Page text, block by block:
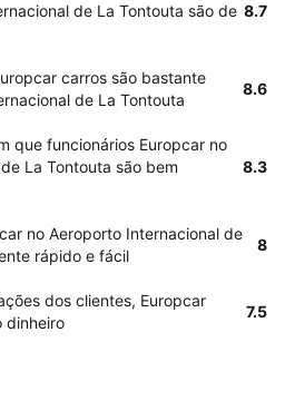
de La Tontouta são de 8.7
carros são bastante
de La Tontouta
8.6
que funcionários Europcar no
La Tontouta são bem
8.3
no Aeroporto Internacional de
rápido e fácil
8
dos clientes, Europcar
dinheiro
7.5